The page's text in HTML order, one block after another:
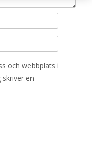
och webbplats i
en